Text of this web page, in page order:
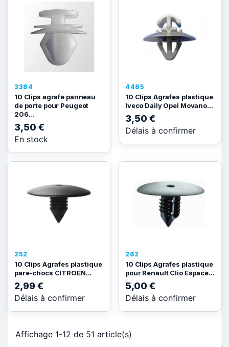
3384
10 Clips agrafe panneau
de porte pour Peugeot
206...
3,50 €
En stock
4485
10 Clips Agrafes plastique
Iveco Daily Opel Movano...
3,50 €
Délais à confirmer
252
10 Clips Agrafes plastique
pare-chocs CITROEN...
2,99 €
Délais à confirmer
262
10 Clips Agrafes plastique
pour Renault Clio Espace...
5,00 €
Délais à confirmer
Affichage 1-12 de 51 article(s)